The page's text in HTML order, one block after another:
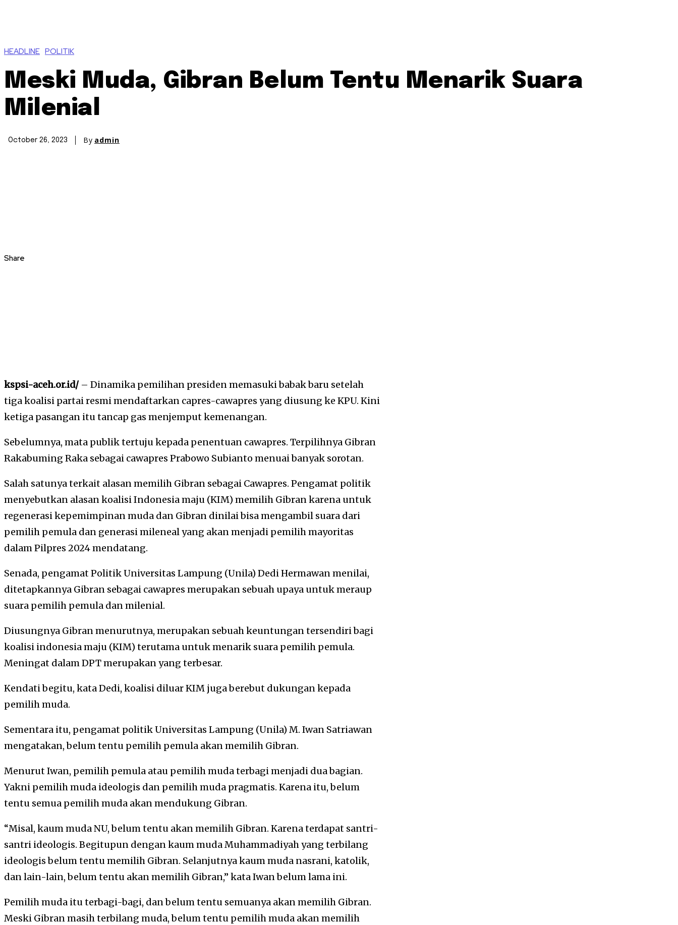
HEADLINE POLITIK
Meski Muda, Gibran Belum Tentu Menarik Suara
Milenial
October 26, 2023 By admin
Share
kspsi-aceh.or.id/– Dinamika pemilihan presiden memasuki babak baru setelah
tiga koalisi partai resmi mendaftarkan capres-cawapres yang diusung ke KPU. Kini
ketiga pasangan itu tancap gas menjemput kemenangan.
Sebelumnya, mata publik tertuju kepada penentuan cawapres. Terpilihnya Gibran
Rakabuming Raka sebagai cawapres Prabowo Subianto menuai banyak sorotan.
Salah satunya terkait alasan memilih Gibran sebagai Cawapres. Pengamat politik
menyebutkan alasan koalisi Indonesia maju (KIM) memilih Gibran karena untuk
regenerasi kepemimpinan muda dan Gibran dinilai bisa mengambil suara dari
pemilih pemula dan generasi mileneal yang akan menjadi pemilih mayoritas
dalam Pilpres 2024 mendatang.
Senada, pengamat Politik Universitas Lampung (Unila) Dedi Hermawan menilai,
ditetapkannya Gibran sebagai cawapres merupakan sebuah upaya untuk meraup
suara pemilih pemula dan milenial.
Diusungnya Gibran menurutnya, merupakan sebuah keuntungan tersendiri bagi
koalisi indonesia maju (KIM) terutama untuk menarik suara pemilih pemula.
Meningat dalam DPT merupakan yang terbesar.
Kendati begitu, kata Dedi, koalisi diluar KIM juga berebut dukungan kepada
pemilih muda.
Sementara itu, pengamat politik Universitas Lampung (Unila) M. Iwan Satriawan
mengatakan, belum tentu pemilih pemula akan memilih Gibran.
Menurut Iwan, pemilih pemula atau pemilih muda terbagi menjadi dua bagian.
Yakni pemilih muda ideologis dan pemilih muda pragmatis. Karena itu, belum
tentu semua pemilih muda akan mendukung Gibran.
“Misal, kaum muda NU, belum tentu akan memilih Gibran. Karena terdapat santri-
santri ideologis. Begitupun dengan kaum muda Muhammadiyah yang terbilang
ideologis belum tentu memilih Gibran. Selanjutnya kaum muda nasrani, katolik,
dan lain-lain, belum tentu akan memilih Gibran,” kata Iwan belum lama ini.
Pemilih muda itu terbagi-bagi, dan belum tentu semuanya akan memilih Gibran.
Meski Gibran masih terbilang muda, belum tentu pemilih muda akan memilih